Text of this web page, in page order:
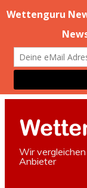
Wir
Anbieter